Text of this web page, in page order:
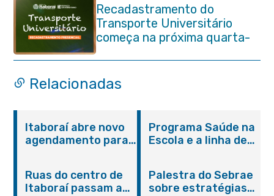
Recadastramento do
Transporte Universitário
começa na próxima quarta-
feira (29/07)
Relacionadas
Itaboraí abre novo
agendamento para
Programa Saúde na
Escola e a linha de
promovem
conscientização
Ruas do centro de
Itaboraí passam a
Palestra do Sebrae
sobre estratégias